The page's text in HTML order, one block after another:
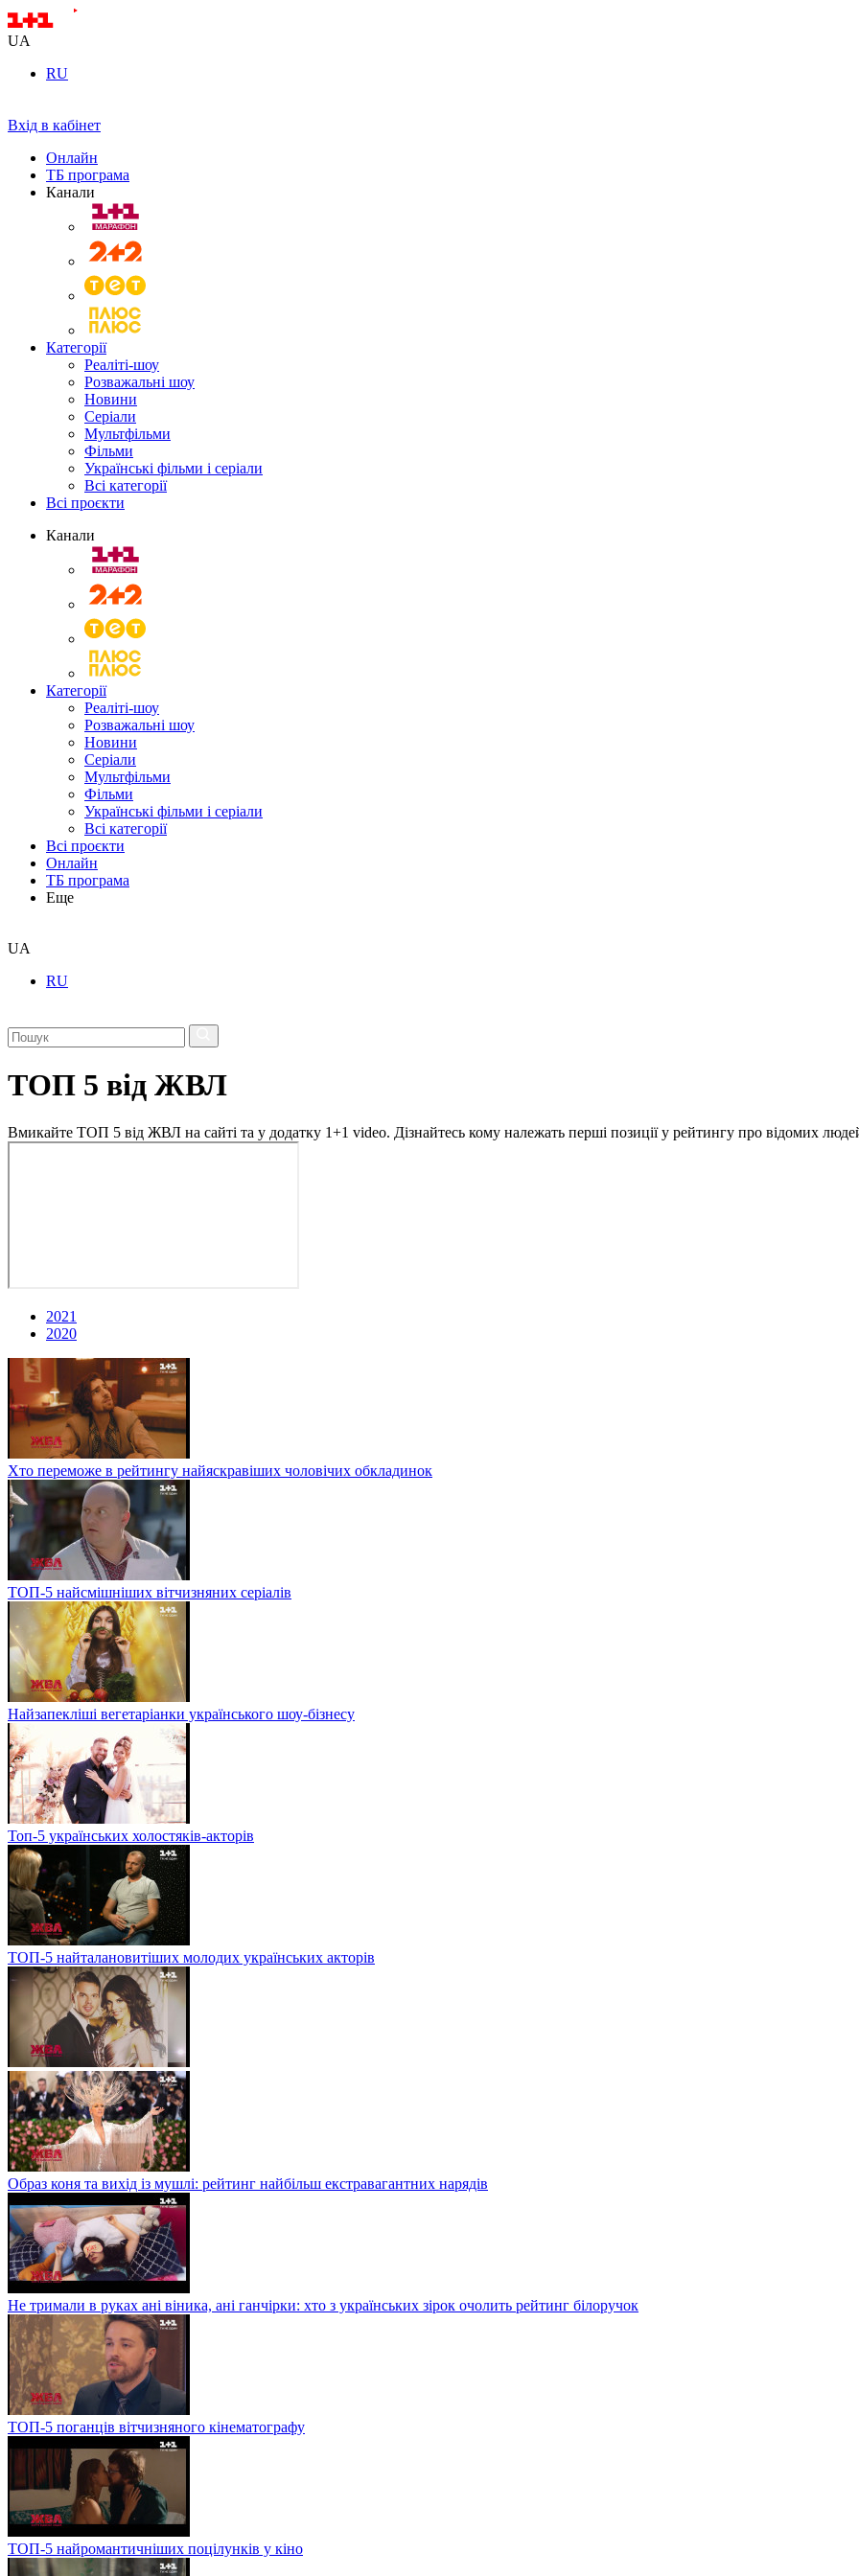
UA
RU
Вхід в кабінет
Онлайн
ТБ програма
Канали
Категорії
Реаліті-шоу
Розважальні шоу
Новини
Серіали
Мультфільми
Фільми
Українські фільми і серіали
Всі категорії
Всі проєкти
Канали
Категорії
Реаліті-шоу
Розважальні шоу
Новини
Серіали
Мультфільми
Фільми
Українські фільми і серіали
Всі категорії
Всі проєкти
Онлайн
ТБ програма
Еще
UA
RU
ТОП 5 від ЖВЛ
Вмикайте ТОП 5 від ЖВЛ на сайті та у додатку 1+1 video. Дізнайтесь кому належать перші позиції у рейтингу про відомих
2021
2020
Хто переможе в рейтингу найяскравіших чоловічих обкладинок
ТОП-5 найсмішніших вітчизняних серіалів
Найзапекліші вегетаріанки українського шоу-бізнесу
Топ-5 українських холостяків-акторів
ТОП-5 найталановитіших молодих українських акторів
Образ коня та вихід із мушлі: рейтинг найбільш екстравагантних нарядів
Не тримали в руках ані віника, ані ганчірки: хто з українських зірок очолить рейтинг білоручок
ТОП-5 поганців вітчизняного кінематографу
ТОП-5 найромантичніших поцілунків у кіно